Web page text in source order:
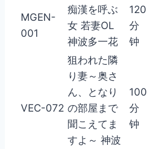
MGEN-
001
痴漢を呼ぶ
女 若妻OL
神波多一花
120
分
钟
VEC-072
狙われた隣
り妻～奥さ
ん、となり
の部屋まで
聞こえてま
すよ～ 神波
100
分
钟